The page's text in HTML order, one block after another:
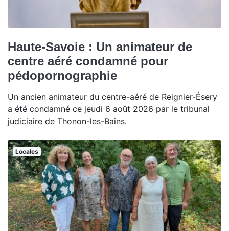
Haute-Savoie : Un animateur de
centre aéré condamné pour
pédopornographie
Un ancien animateur du centre-aéré de Reignier-Ésery
a été condamné ce jeudi 6 août 2026 par le tribunal
judiciaire de Thonon-les-Bains.
Locales